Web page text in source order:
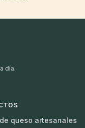
día.
queso artesanales